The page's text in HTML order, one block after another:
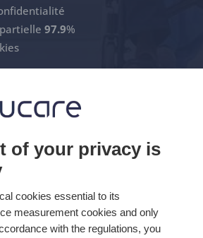
97.9%
50 37 90
of your privacy is
cookies essential to its
measurement cookies and only
with the regulations, you